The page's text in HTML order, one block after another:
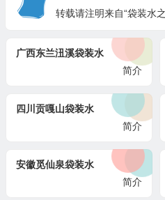
转载请注明来自“袋装水
广西东兰沑溪袋装水
简介
四川贡嘎山袋装水
简介
安徽觅仙泉袋装水
简介